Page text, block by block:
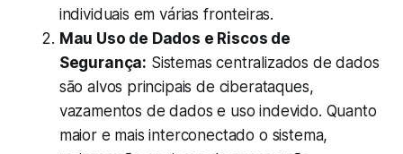
individuais em várias fronteiras.
Mau Uso de Dados e Riscos de
Segurança: Sistemas centralizados de dados
são alvos principais de ciberataques,
vazamentos de dados e uso indevido. Quanto
maior e mais interconectado o sistema,